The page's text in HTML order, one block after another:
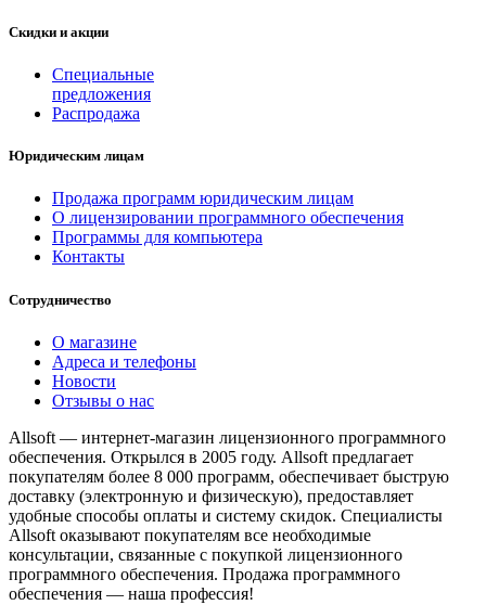
Скидки и акции
Специальные
предложения
Распродажа
Юридическим лицам
Продажа программ юридическим лицам
О лицензировании программного обеспечения
Программы для компьютера
Контакты
Сотрудничество
О магазине
Адреса и телефоны
Новости
Отзывы о нас
Allsoft — интернет-магазин лицензионного программного
обеспечения. Открылся в 2005 году. Allsoft предлагает
покупателям более 8 000 программ, обеспечивает быструю
доставку (электронную и физическую), предоставляет
удобные способы оплаты и систему скидок. Специалисты
Allsoft оказывают покупателям все необходимые
консультации, связанные с покупкой лицензионного
программного обеспечения. Продажа программного
обеспечения — наша профессия!